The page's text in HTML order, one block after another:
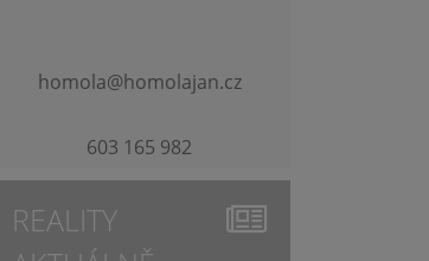
homola@homolajan.cz
603 165 982
REALITY